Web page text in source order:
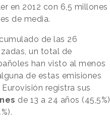
en 2012 con 6,5 millones
de media.
de las 26
un total de
han visto al menos
de estas emisiones
registra sus
de 13 a 24 años (45,5%)